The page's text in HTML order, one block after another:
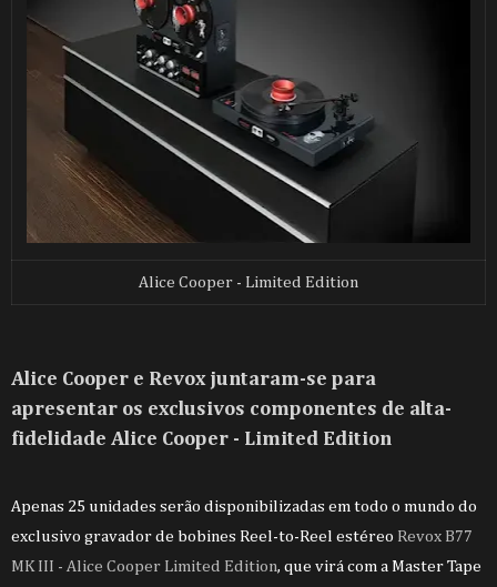
Alice Cooper - Limited Edition
Alice Cooper e Revox juntaram-se para
apresentar os exclusivos componentes de alta-
fidelidade Alice Cooper - Limited Edition
Apenas 25 unidades serão disponibilizadas em todo o mundo do
exclusivo gravador de bobines Reel-to-Reel estéreo Revox B77
MK III - Alice Cooper Limited Edition, que virá com a Master Tape